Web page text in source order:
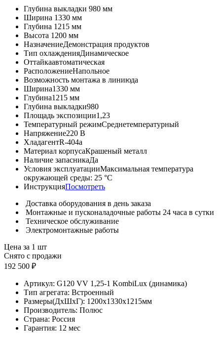
Глубина выкладки 980 мм
Ширина 1330 мм
Глубина 1215 мм
Высота 1200 мм
НазначениеДемонстрация продуктов
Тип охлажденияДинамическое
Оттайкаавтоматическая
РасположениеНапольное
Возможность монтажа в линиюда
Ширина1330 мм
Глубина1215 мм
Глубина выкладки980
Площадь экспозиции1,23
Температурный режимСреднетемпературный
Напряжение220 В
ХладагентR-404a
Материал корпусаКрашеный металл
Наличие запасникаДа
Условия эксплуатацииМаксимальная температура
окружающей среды: 25 °С
ИнструкцияПосмотреть
Доставка оборудования в день заказа
Монтажные и пусконаладочные работы 24 часа в сутки
Техническое обслуживание
Электромонтажные работы
Цена за 1 шт
Снято с продажи
192 500 ₽
Артикул: G120 VV 1,25-1 KombiLux (динамика)
Тип агрегата: Встроенный
Размеры(ДхШхГ): 1200x1330x1215мм
Производитель: Полюс
Страна: Россия
Гарантия: 12 мес